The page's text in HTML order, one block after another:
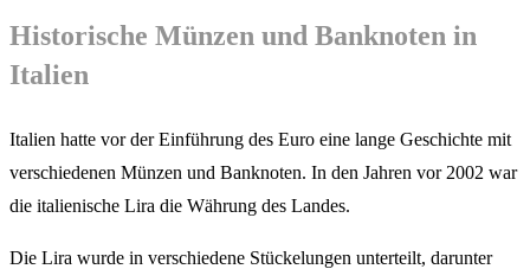
Historische Münzen und Banknoten in
Italien
Italien hatte vor der Einführung des Euro eine lange Geschichte mit
verschiedenen Münzen und Banknoten. In den Jahren vor 2002 war
die italienische Lira die Währung des Landes.
Die Lira wurde in verschiedene Stückelungen unterteilt, darunter